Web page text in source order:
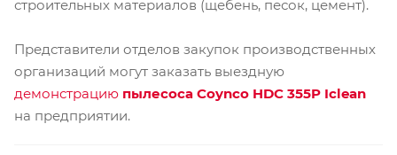
строительных материалов (щебень, песок, цемент).
Представители отделов закупок производственных
организаций могут заказать выездную
демонстрацию пылесоса Coynco HDC 355P Iclean
на предприятии.